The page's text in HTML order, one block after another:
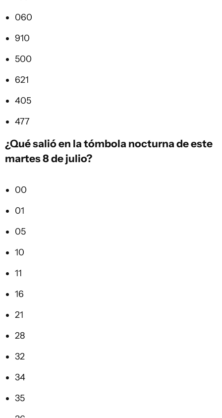
060
910
500
621
405
477
¿Qué salió en latómbola nocturna de este
martes 8 de julio?
00
01
05
10
11
16
21
28
32
34
35